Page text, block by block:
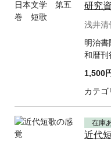
研究
浅井清
明治書
和暦刊
1,500
カテゴ
在庫
近代